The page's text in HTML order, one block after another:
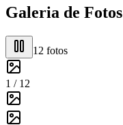
Galeria de Fotos
12 fotos
1 / 12